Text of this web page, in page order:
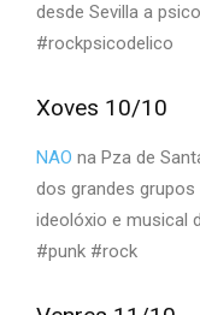
desde Sevilla a
#rockpsicodelico
Xoves 10/10
NAO na Pza de
dos grandes
ideolóxio e musical
#punk #rock